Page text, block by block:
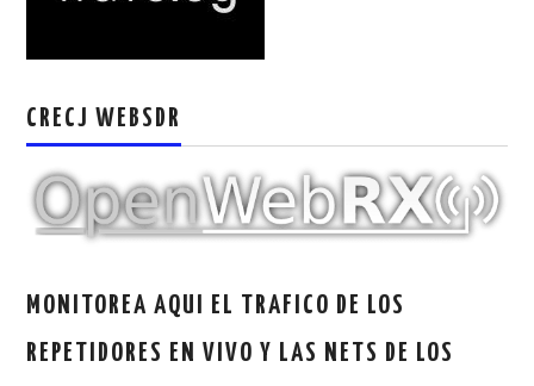
CRECJ WEBSDR
MONITOREA AQUI EL TRAFICO DE LOS
REPETIDORES EN VIVO Y LAS NETS DE LOS